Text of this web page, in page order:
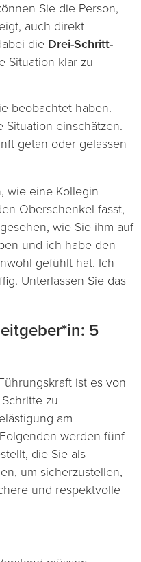
Sie die Person,
auch direkt
die Drei-Schritt-
Situation klar zu
beobachtet haben.
Situation einschätzen.
getan oder gelassen
wie eine Kollegin
Oberschenkel fasst,
wie Sie ihm auf
und ich habe den
gefühlt hat. Ich
Unterlassen Sie das
5
ist es von
zu
am
werden fünf
die Sie als
um sicherzustellen,
und respektvolle